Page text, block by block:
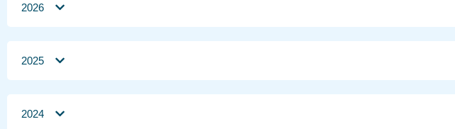
2026
2025
2024